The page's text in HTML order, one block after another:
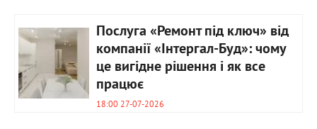
Послуга «Ремонт під ключ» від
компанії «Інтергал-Буд»: чому
це вигідне рішення і як все
працює
18:00 27-07-2026